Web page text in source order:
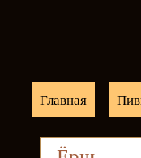
Главная